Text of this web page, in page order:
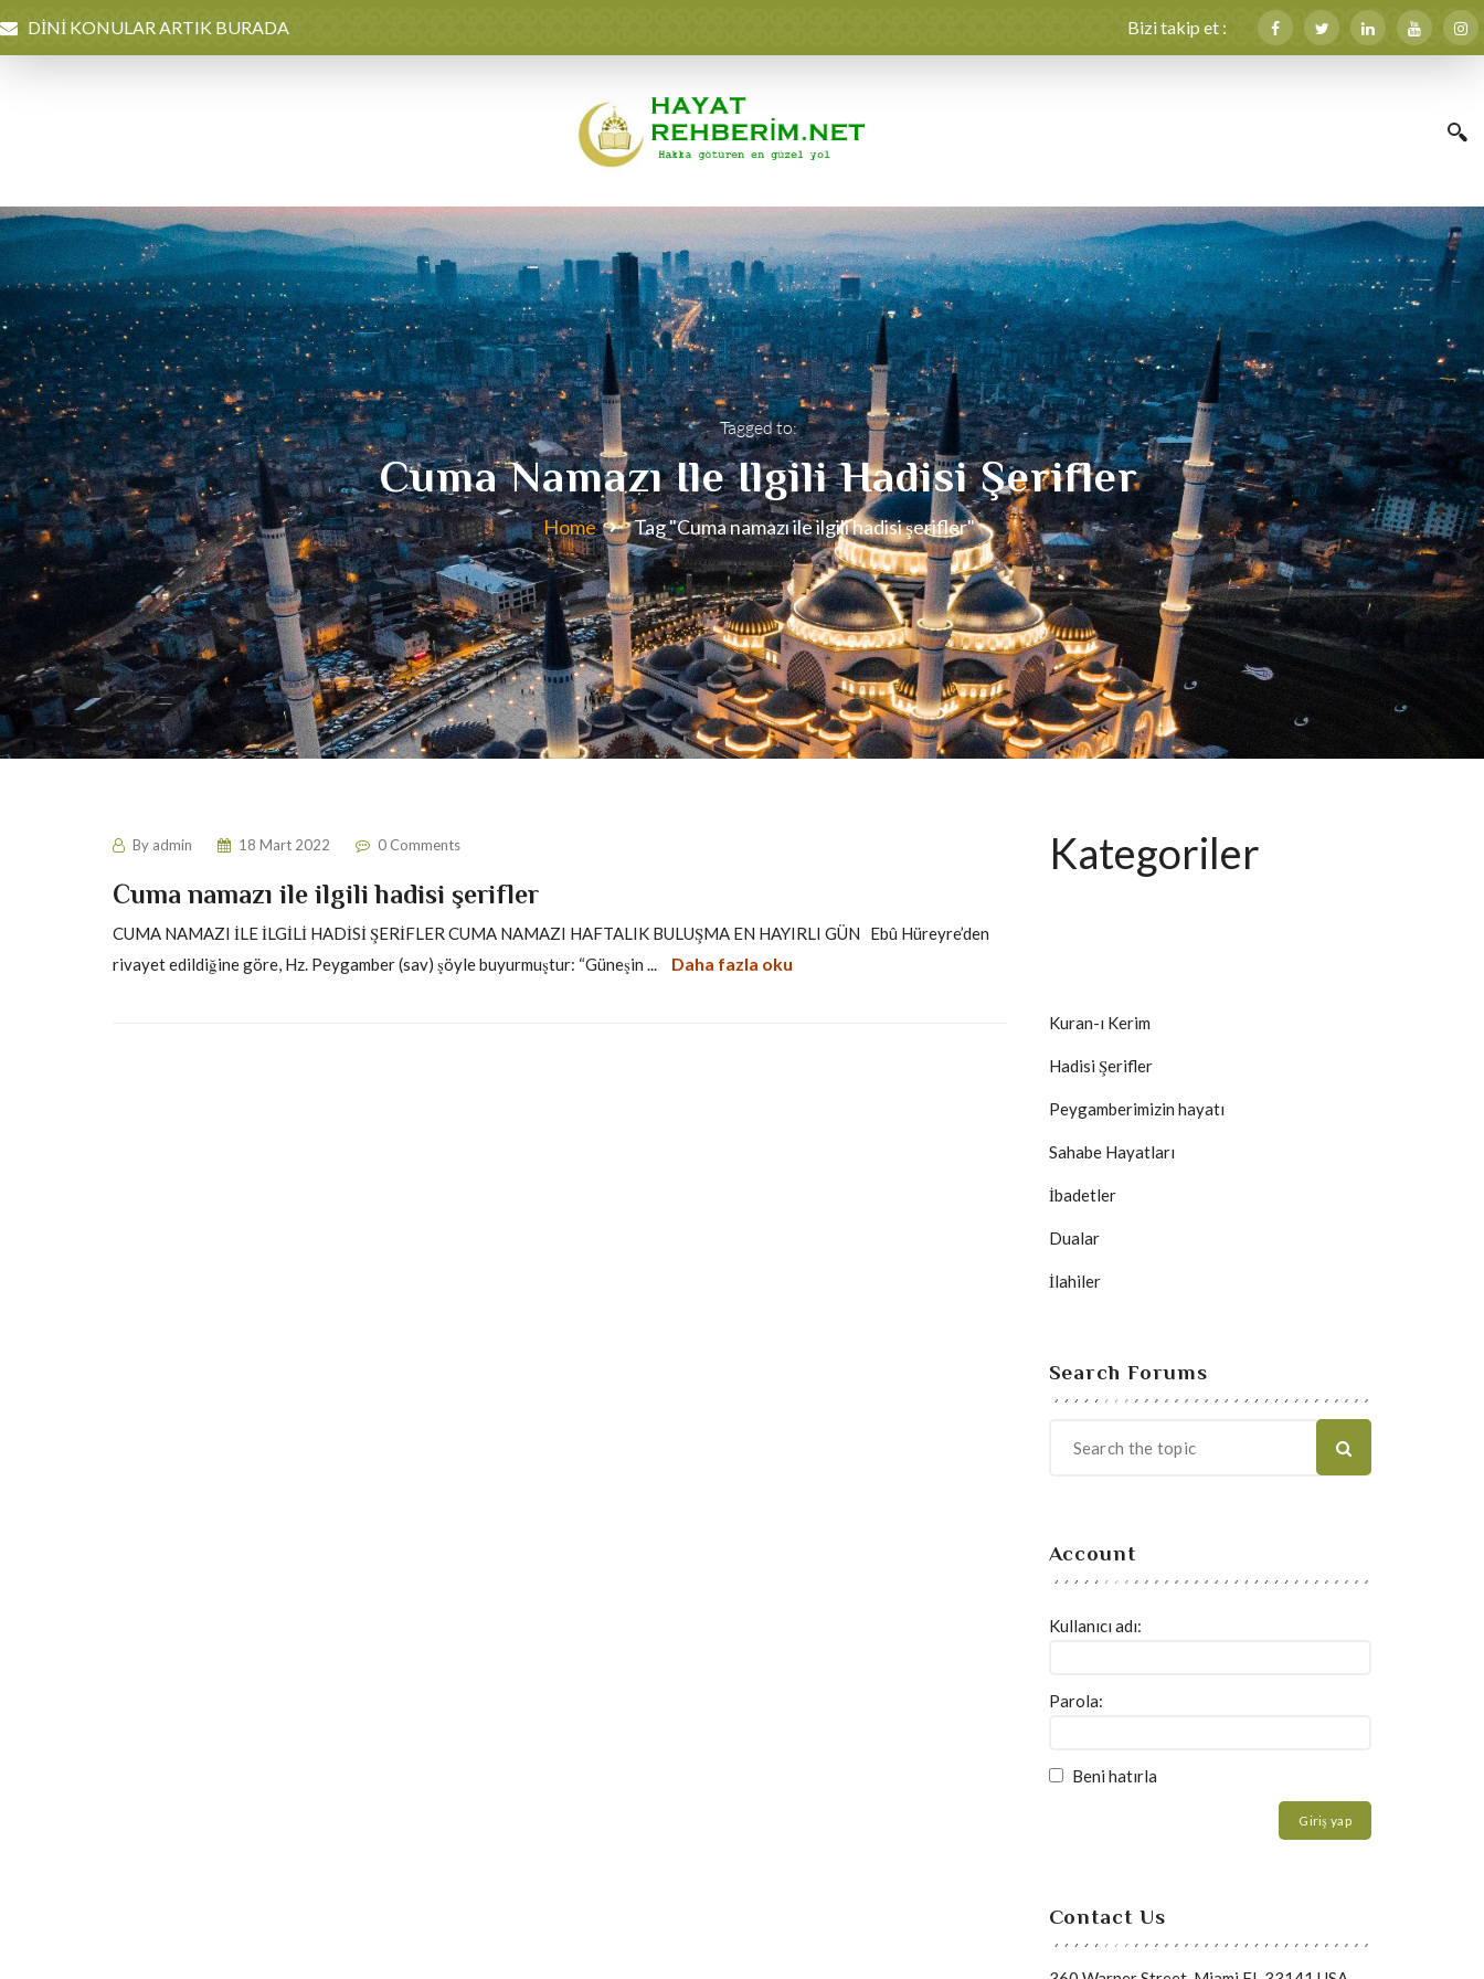
DİNİ KONULAR ARTIK BURADA Bizi takip et :
Tagged to:
Cuma Namazı Ile Ilgili Hadisi Şerifler
Home Tag "Cuma namazı ile ilgili hadisi şerifler"
By admin 18 Mart 2022 0 Comments
Cuma namazı ile ilgili hadisi şerifler
CUMA NAMAZI İLE İLGİLİ HADİSİ ŞERİFLER CUMA NAMAZI HAFTALIK BULUŞMA EN HAYIRLI GÜN Ebû Hüreyre’den
rivayet edildiğine göre, Hz. Peygamber (sav) şöyle buyurmuştur: “Güneşin ...
Daha fazla oku
Kategoriler
Kuran-ı Kerim
Hadisi Şerifler
Peygamberimizin hayatı
Sahabe Hayatları
İbadetler
Dualar
İlahiler
Search Forums
Account
Kullanıcı adı:
Parola:
Beni hatırla
Giriş yap
Contact Us